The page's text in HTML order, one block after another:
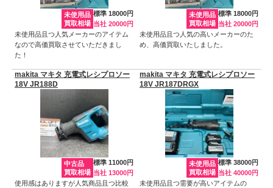
未使用品
買取相場
標準 18000円
当社 20000円
未使用品且つ人気メーカーのアイテム
なので高価買取させていただきまし
た！
未使用品
買取相場
標準 18000円
当社 20000円
未使用品且つ人気の高いメーカーのた
め、高価買取いたしました。
makita マキタ 充電式レシプロソー
18V JR188D
中古品
買取相場
標準 11000円
当社 13000円
使用感はありますが人気商品且つ比較
makita マキタ 充電式レシプロソー
18V JR187DRGX
未使用品
買取相場
標準 38000円
当社 40000円
未使用品且つ需要が高いアイテムの